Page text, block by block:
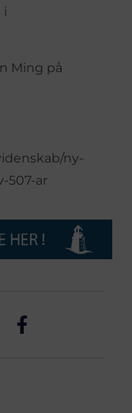
i
Ming på
ny-
507-ar